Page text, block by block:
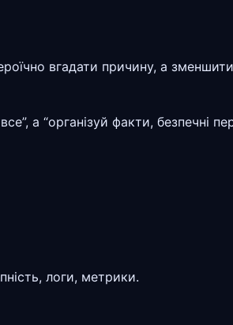
вгадати причину, а
а “організуй факти, безпечні
логи, метрики.